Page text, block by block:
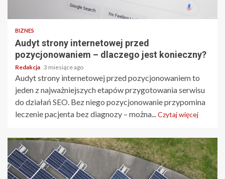
BIZNES
Audyt strony internetowej przed
pozycjonowaniem – dlaczego jest konieczny?
Redakcja 3 miesiące ago
Audyt strony internetowej przed pozycjonowaniem to
jeden z najważniejszych etapów przygotowania serwisu
do działań SEO. Bez niego pozycjonowanie przypomina
leczenie pacjenta bez diagnozy – można...Czytaj więcej